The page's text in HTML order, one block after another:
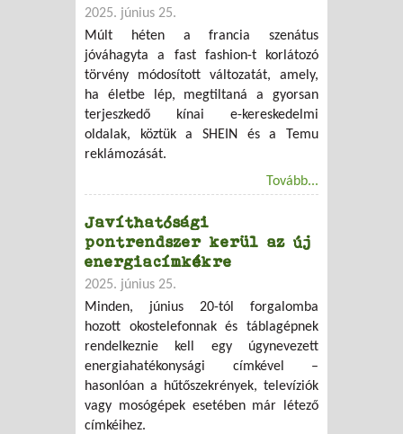
2025. június 25.
Múlt héten a francia szenátus
jóváhagyta a fast fashion-t korlátozó
törvény módosított változatát, amely,
ha életbe lép, megtiltaná a gyorsan
terjeszkedő kínai e-kereskedelmi
oldalak, köztük a SHEIN és a Temu
reklámozását.
Tovább...
Javíthatósági
pontrendszer kerül az új
energiacímkékre
2025. június 25.
Minden, június 20-tól forgalomba
hozott okostelefonnak és táblagépnek
rendelkeznie kell egy úgynevezett
energiahatékonysági címkével –
hasonlóan a hűtőszekrények, televíziók
vagy mosógépek esetében már létező
címkéihez.